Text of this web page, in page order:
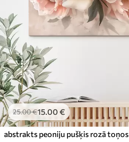
25.00€15.00 €
abstrakts peoniju pušķis rozā toņos